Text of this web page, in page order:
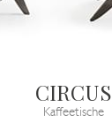
CIRCUS
Kaffeetische